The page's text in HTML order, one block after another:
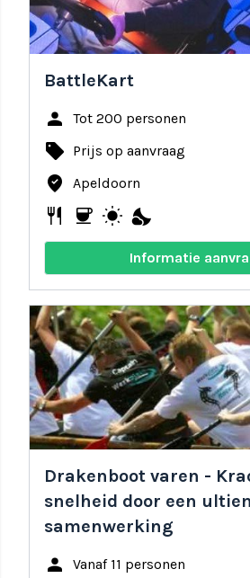
BattleKart
person Tot 200 personen
local_offer Prijs op aanvraag
where_to_vote Apeldoorn
restaurant coffee wb_sunny nights_stay
Informatie
Drakenboot varen -
snelheid door een
samenwerking
person Vanaf 11 personen